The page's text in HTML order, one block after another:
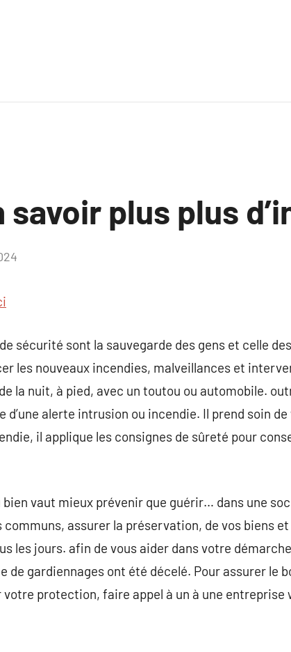
savoir plus plus
sécurité sont la sauvegarde des gens et celle
les nouveaux incendies, malveillances et
la nuit, à pied, avec un toutou ou automobile.
d’une alerte intrusion ou incendie. Il prend soin
il applique les consignes de sûreté pour
bien vaut mieux prévenir que guérir… dans une
communs, assurer la préservation, de vos biens
les jours. afin de vous aider dans votre
de gardiennages ont été décelé. Pour assurer le
protection, faire appel à un à une entreprise